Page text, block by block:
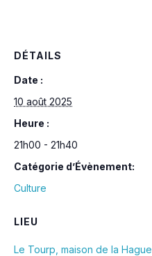
DÉTAILS
Date :
10 août 2025
Heure :
21h00 - 21h40
Catégorie d’Évènement:
Culture
LIEU
Le Tourp, maison de la Hague